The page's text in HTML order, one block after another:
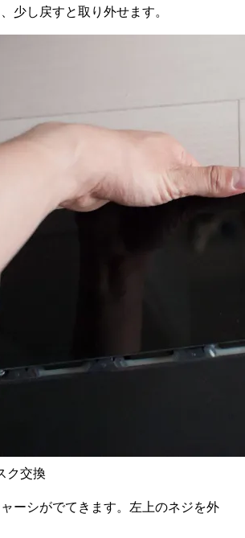
少し戻すと取り外せます。
ク交換
ーシがでてきます。左上のネジを外